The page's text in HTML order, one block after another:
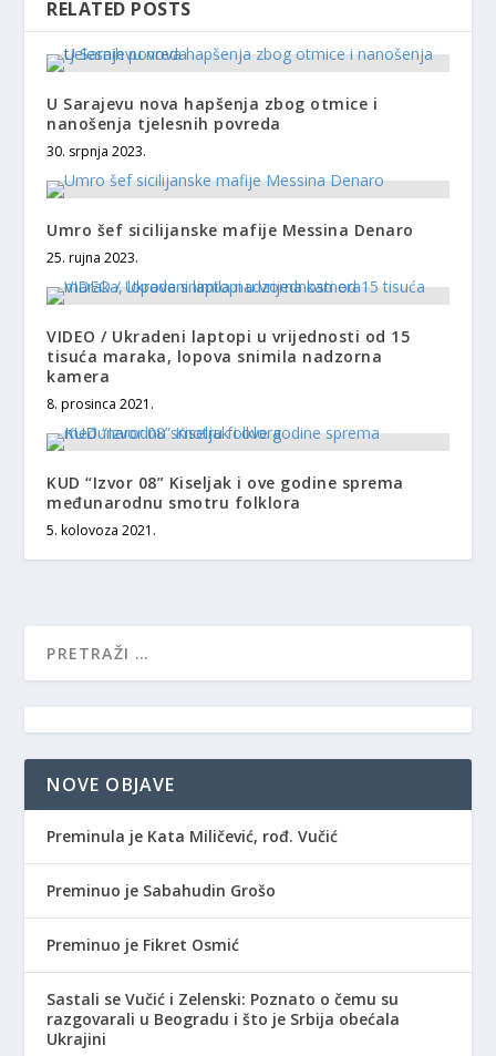
RELATED POSTS
U Sarajevu nova hapšenja zbog otmice i
nanošenja tjelesnih povreda
30. srpnja 2023.
Umro šef sicilijanske mafije Messina Denaro
25. rujna 2023.
VIDEO / Ukradeni laptopi u vrijednosti od 15
tisuća maraka, lopova snimila nadzorna
kamera
8. prosinca 2021.
KUD “Izvor 08” Kiseljak i ove godine sprema
međunarodnu smotru folklora
5. kolovoza 2021.
NOVE OBJAVE
Preminula je Kata Miličević, rođ. Vučić
Preminuo je Sabahudin Grošo
Preminuo je Fikret Osmić
Sastali se Vučić i Zelenski: Poznato o čemu su
razgovarali u Beogradu i što je Srbija obećala
Ukrajini